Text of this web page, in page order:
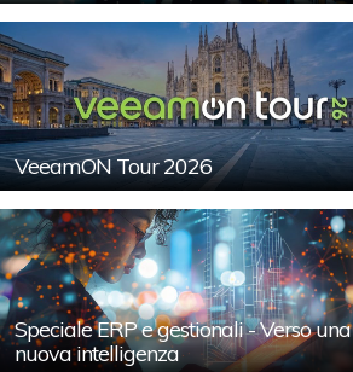
VeeamON Tour 2026
Speciale ERP e gestionali - Verso una
nuova intelligenza